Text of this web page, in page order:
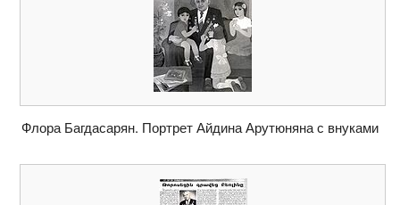
Флора Багдасарян. Портрет Айдина Арутюняна с внуками